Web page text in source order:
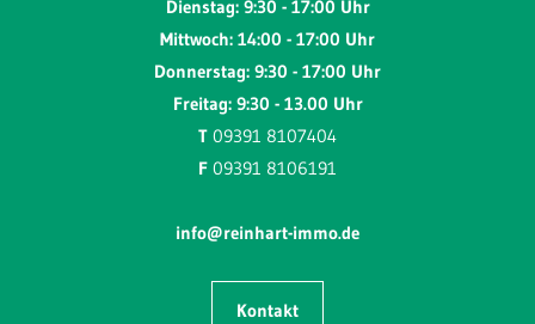
Dienstag: 9:30 - 17:00 Uhr
Mittwoch: 14:00 - 17:00 Uhr
Donnerstag: 9:30 - 17:00 Uhr
Freitag: 9:30 - 13.00 Uhr
T 09391 8107404
F 09391 8106191
info@reinhart-immo.de
Kontakt